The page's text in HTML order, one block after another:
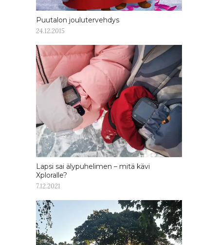
Puutalon joulutervehdys
24.12.2015
Lapsi sai älypuhelimen – mitä kävi
Xploralle?
7.12.2021